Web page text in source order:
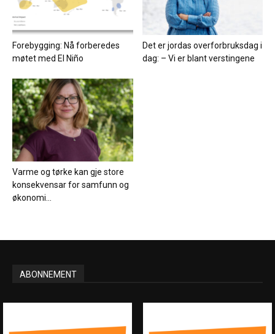
Forebygging: Nå forberedes
møtet med El Niño
Det er jordas overforbruksdag i
dag: – Vi er blant verstingene
Varme og tørke kan gje store
konsekvensar for samfunn og
økonomi...
ABONNEMENT